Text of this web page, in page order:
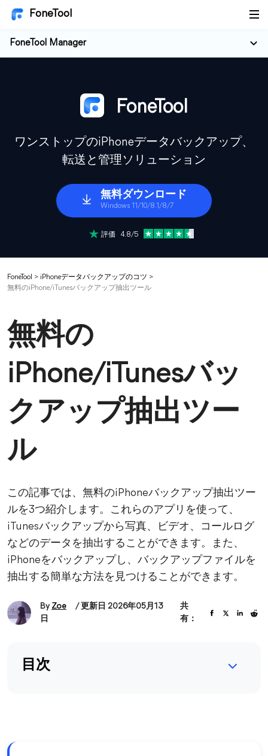
FoneTool
FoneTool Manager
FoneTool
ワンストップのiPhoneデータバックアップ、
転送と管理ソリューション
無料ダウンロード
Windows 11/10/8.1/8/7
評価 4.8/5
FoneTool > iPhoneデータバックアップのコツ >
無料のiPhone/iTunesバックアップ抽出ツール
無料の
iPhone/iTunesバッ
クアップ抽出ツー
ル
この記事では、無料のiPhoneバックアップ抽出ツー
ルを3つ紹介します。これらのアプリを使って、
iTunesバックアップから写真、ビデオ、コールログ
などのデータを抽出することができます。また、
iPhoneをバックアップし、バックアップファイルを
抽出する簡単な方法を見つけることができます。
By Zoe
/ 更新日 2026年05月13
日
共
有：
目次